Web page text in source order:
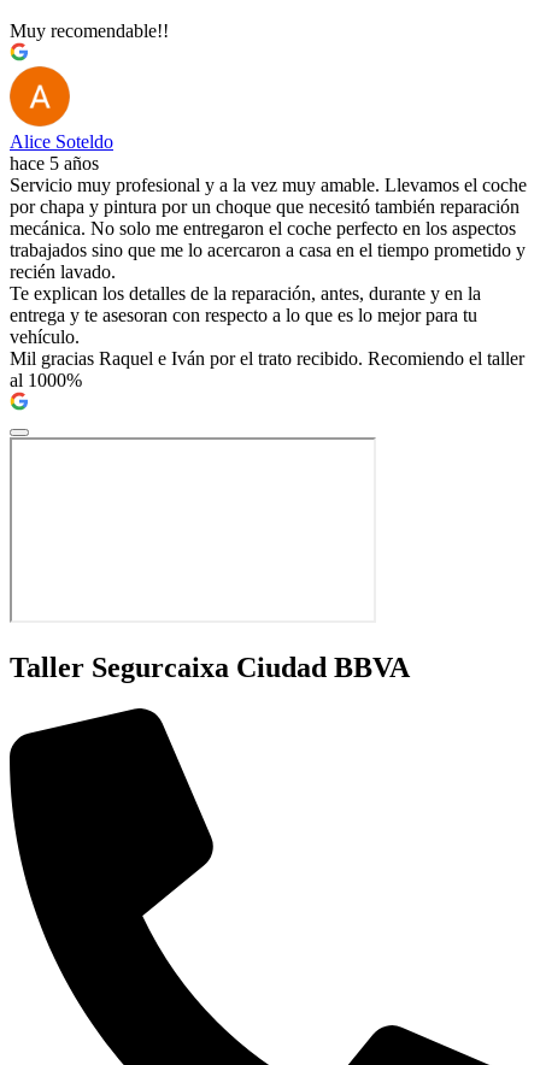
Muy recomendable!!
Alice Soteldo
hace 5 años
Servicio muy profesional y a la vez muy amable. Llevamos el coche
por chapa y pintura por un choque que necesitó también reparación
mecánica. No solo me entregaron el coche perfecto en los aspectos
trabajados sino que me lo acercaron a casa en el tiempo prometido y
recién lavado.
Te explican los detalles de la reparación, antes, durante y en la
entrega y te asesoran con respecto a lo que es lo mejor para tu
vehículo.
Mil gracias Raquel e Iván por el trato recibido. Recomiendo el taller
al 1000%
Taller Segurcaixa Ciudad BBVA